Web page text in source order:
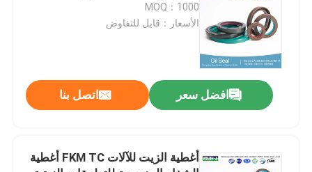
MOQ：1000
الأسعار：قابل للتفاوض
افضل سعر اتصل بنا
أغطية الزيت للآلات FKM TC أغطية